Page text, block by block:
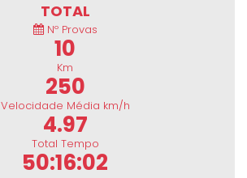
TOTAL
Nº Provas
10
Km
250
Velocidade Média km/h
4.97
Total Tempo
50:16:02